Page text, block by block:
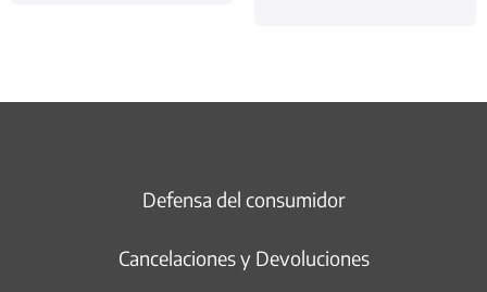
Defensa del consumidor
Cancelaciones y Devoluciones